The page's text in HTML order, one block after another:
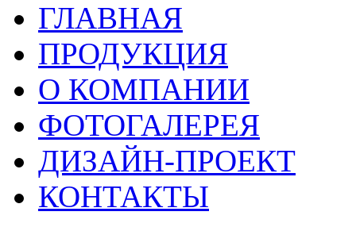
ГЛАВНАЯ
ПРОДУКЦИЯ
О КОМПАНИИ
ФОТОГАЛЕРЕЯ
ДИЗАЙН-ПРОЕКТ
КОНТАКТЫ